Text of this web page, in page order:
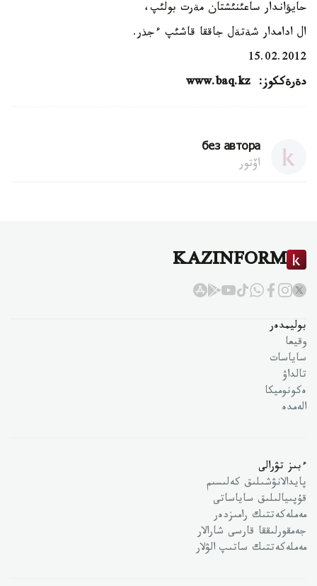
حايؤاندار ساعئنئشتان مةرت بولئپ،
ال ادامدار شةتةل جاققا قاشئپ ءجذر.
15.02.2012
دةرةككوز: www.baq.kz
без автора
اۆتور
KAZINFORM
بوليمدەر
وقيعا
ساياسات
تالداۋ
ەكونوميكا
الەمدە
ءبىز تۋرالى
پايدالانۋشىلىق كەلىسىم
قۇپىيالىلىق ساياساتى
مەملەكەتتىك رامىزدەر
جەمقورلىققا قارسى شارالار
مەملەكەتتىك ساتىپ الۋلار